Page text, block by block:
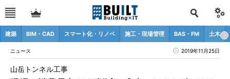
建築 BIM・CAD スマート化・リノベ 施工・現場管理 BAS・FM 土木
ニュース 2019年11月25日
山岳トンネル工事